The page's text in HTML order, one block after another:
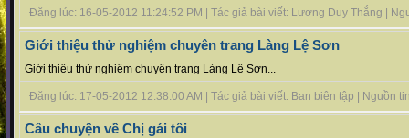
Đăng lúc: 16-05-2012 11:24:52 PM | Tác giả bài viết: Lương Duy Thắng |
Giới thiệu thử nghiệm chuyên trang Làng Lệ Sơn
Giới thiệu thử nghiệm chuyên trang Làng Lệ Sơn...
Đăng lúc: 17-05-2012 12:38:00 AM | Tác giả bài viết: Ban biên tập | Nguồn
Câu chuyện về Chị gái tôi